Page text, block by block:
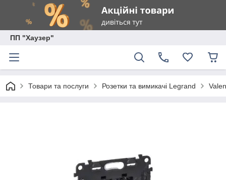
ПП "Хаузер"
Товари та послуги Розетки та вимикачі Legrand